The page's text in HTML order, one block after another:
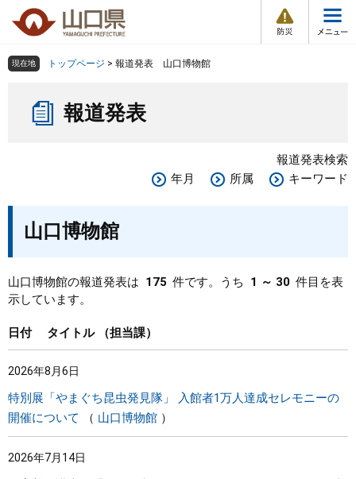
の
ー
メ
組織で探す
Other Languages
くらし・環境
教育・文化・スポーツ
しごと・産業・観光
県政情報
現在地 トップページ > 報道発表 山口博物館
報道発表
報道発表検索
年月
所属 キーワード
山口博物館
山口博物館の報道発表は 175 件です。うち 1 ～ 30 件目を表
示しています。
日付 タイトル 担当課
2026年8月6日
特別展「やまぐち昆虫発見隊」 入館者1万人達成セレモニーの
開催について
山口博物館
2026年7月14日